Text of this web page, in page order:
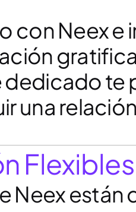
con Neex
te
una
Neex están